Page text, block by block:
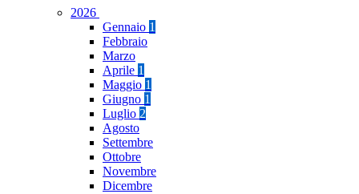
2026
Gennaio 1
Febbraio
Marzo
Aprile 1
Maggio 1
Giugno 1
Luglio 2
Agosto
Settembre
Ottobre
Novembre
Dicembre